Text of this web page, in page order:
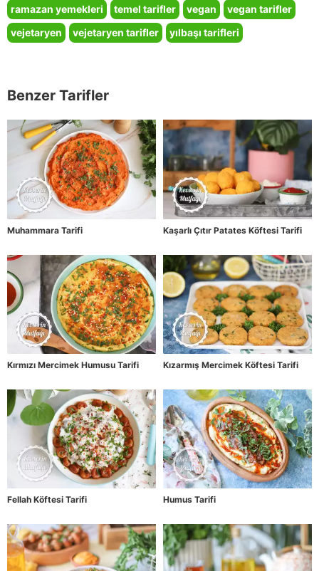
ramazan yemekleri
temel tarifler vegan
vegan tarifler
vejetaryen
vejetaryen tarifler yılbaşı tarifleri
Benzer Tarifler
Muhammara Tarifi Kaşarlı Çıtır Patates Köftesi Tarifi
Kırmızı Mercimek Humusu Tarifi Kızarmış Mercimek Köftesi Tarifi
Fellah Köftesi Tarifi Humus Tarifi